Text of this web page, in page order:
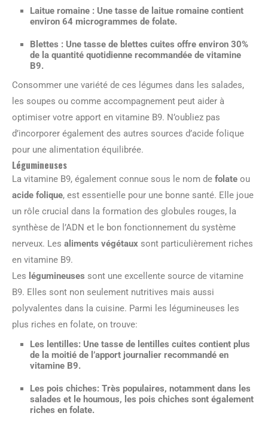
Laitue romaine : Une tasse de laitue romaine contient
environ 64 microgrammes de folate.
Blettes : Une tasse de blettes cuites offre environ 30%
de la quantité quotidienne recommandée de vitamine
B9.
Consommer une variété de ces légumes dans les salades,
les soupes ou comme accompagnement peut aider à
optimiser votre apport en vitamine B9. N’oubliez pas
d’incorporer également des autres sources d’acide folique
pour une alimentation équilibrée.
Légumineuses
La vitamine B9, également connue sous le nom de folate ou
acide folique, est essentielle pour une bonne santé. Elle joue
un rôle crucial dans la formation des globules rouges, la
synthèse de l’ADN et le bon fonctionnement du système
nerveux. Les aliments végétaux sont particulièrement riches
en vitamine B9.
Les légumineuses sont une excellente source de vitamine
B9. Elles sont non seulement nutritives mais aussi
polyvalentes dans la cuisine. Parmi les légumineuses les
plus riches en folate, on trouve:
Les lentilles: Une tasse de lentilles cuites contient plus
de la moitié de l’apport journalier recommandé en
vitamine B9.
Les pois chiches: Très populaires, notamment dans les
salades et le houmous, les pois chiches sont également
riches en folate.